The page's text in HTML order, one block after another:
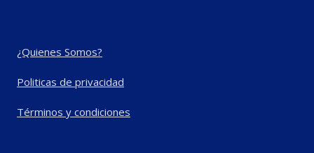
¿Quienes Somos?
Politicas de privacidad
Términos y condiciones